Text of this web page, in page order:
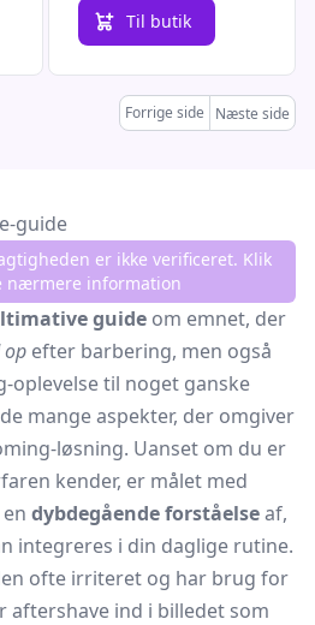
Til butik
Forrige side Næste side
guide
er ikke verificeret. Klik
nærmere information
guide om emnet, der
op efter barbering, men også
oplevelse til noget ganske
mange aspekter, der omgiver
løsning. Uanset om du er
kender, er målet med
dybdegående forståelseaf,
integreres i din daglige rutine.
ofte irriteret og har brug for
aftershave ind i billedet som